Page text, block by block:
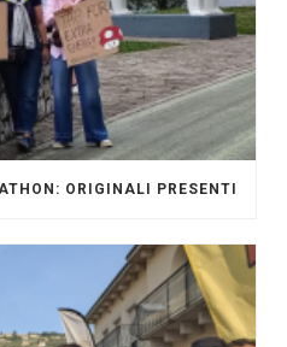
ORIGINALI PRESENTI